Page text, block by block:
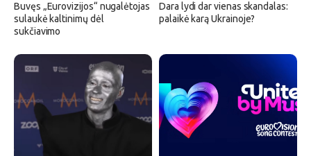
Buvęs „Eurovizijos“ nugalėtojas
sulaukė kaltinimų dėl
sukčiavimo
Dara lydi dar vienas skandalas:
palaikė karą Ukrainoje?